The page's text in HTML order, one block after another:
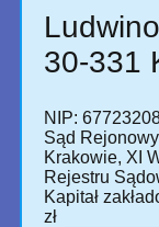
30-331
NIP:
Sąd
Krakowie, XI
Rejestru
Kapitał
zł